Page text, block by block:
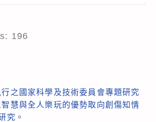
196
之國家科學及技術委員會專題研究
慧與全人樂玩的優勢取向創傷知情
究。